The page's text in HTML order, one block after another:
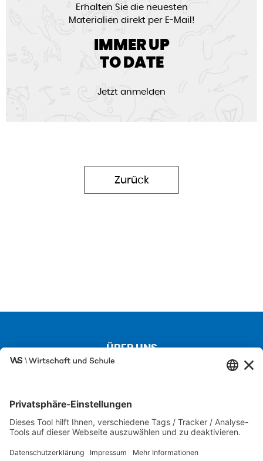
Erhalten Sie die neuesten
Materialien direkt per E-Mail!
IMMER UP
TO DATE
Jetzt anmelden
Zurück
ÜBER UNS
Über uns
Besuchen Sie auch unsere Partnerseiten